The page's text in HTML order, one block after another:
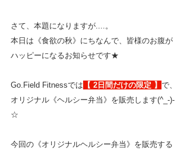
さて、本題になりますが....。
本日は《食欲の秋》にちなんで、皆様のお腹が
ハッピーになるお知らせです★
Go.Field Fitnessでは 【 2日間だけの限定 】 で、
オリジナル《ヘルシー弁当》を販売します(^_-)-
☆
今回の《オリジナルヘルシー弁当》を販売する